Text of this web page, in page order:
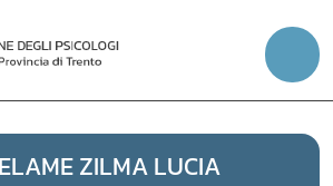
ZILMA LUCIA